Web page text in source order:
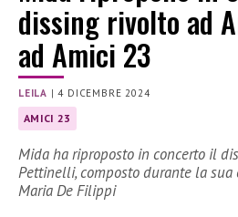
dissing rivolto ad
ad Amici 23
LEILA |4 DICEMBRE 2024
AMICI 23
Mida ha riproposto in concerto il
Pettinelli, composto durante la
Maria De Filippi